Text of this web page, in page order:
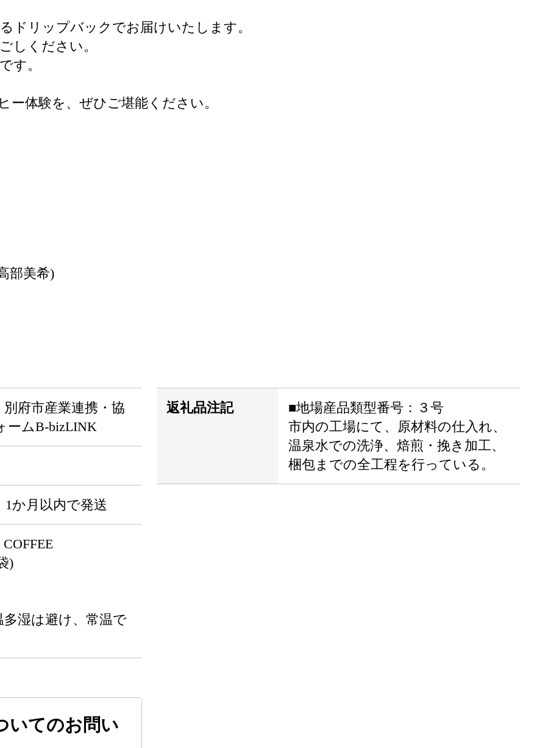
ドリップバックでお届けいたします。
しください。
す。
ー体験を、ぜひご堪能ください。
部美希)
府市産業連携・協
ームB-bizLINK
1か月以内で発送
)
多湿は避け、常温で
返礼品注記
■地場産品類型番号：３号
市内の工場にて、原材料の仕入れ、
温泉水での洗浄、焙煎・挽き加工、
梱包までの全工程を行っている。
いてのお問い